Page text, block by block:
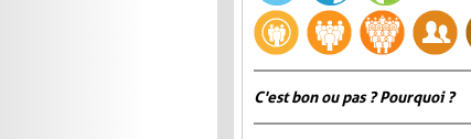
C'est bon ou pas ? Pourquoi ?